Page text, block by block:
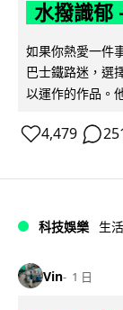
水撥識郁
如果你熱愛一件
巴士鐵路迷，選
以運作的作品。
4,479
科技娛樂 生
Vin 1 日